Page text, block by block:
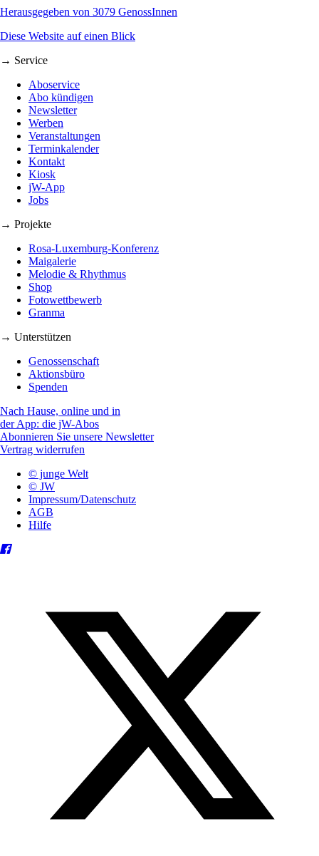
Herausgegeben von 3079 GenossInnen
Diese Website auf einen Blick
→ Service
Aboservice
Abo kündigen
Newsletter
Werben
Veranstaltungen
Terminkalender
Kontakt
Kiosk
jW-App
Jobs
→ Projekte
Rosa-Luxemburg-Konferenz
Maigalerie
Melodie & Rhythmus
Shop
Fotowettbewerb
Granma
→ Unterstützen
Genossenschaft
Aktionsbüro
Spenden
Nach Hause, online und in
der App: die jW-Abos
Abonnieren Sie unsere Newsletter
Vertrag widerrufen
© junge Welt
© JW
Impressum/Datenschutz
AGB
Hilfe